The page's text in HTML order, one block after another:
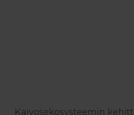
Kaivosekosysteemin